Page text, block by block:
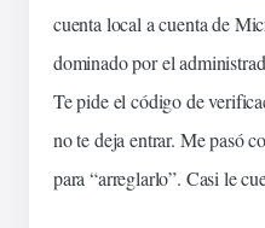
cuenta local a cuenta de
dominado por el
Te pide el código de
no te deja entrar. Me pasó
para “arreglarlo”. Casi le